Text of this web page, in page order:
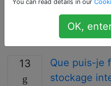
de la synchronisation des
d'application lorsque votre
mémoire * interne * (c'est-
carte SD interne).
13
Que puis-je
stockage
You can read details in our
OK,